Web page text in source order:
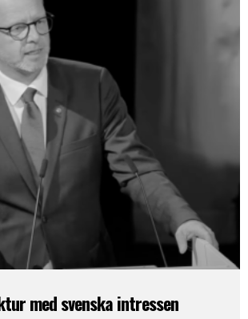
med svenska intressen